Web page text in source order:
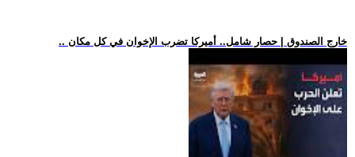
.. خارج الصندوق | حصار شامل.. أميركا تضرب الإخوان في كل مكان